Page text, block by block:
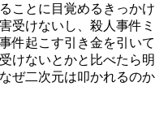
ことに目覚めるきっかけ
受けないし、殺人事件ミ
件起こす引き金を引いて
けないとかと比べたら明
ぜ二次元は叩かれるのか